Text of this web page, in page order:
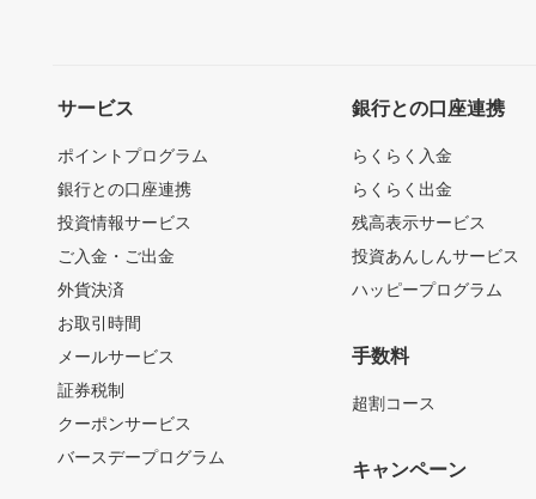
サービス
ポイントプログラム
銀行との口座連携
投資情報サービス
ご入金・ご出金
外貨決済
お取引時間
メールサービス
証券税制
クーポンサービス
バースデープログラム
銀行との口座連携
らくらく入金
らくらく出金
残高表示サービス
投資あんしんサービス
ハッピープログラム
手数料
超割コース
キャンペーン